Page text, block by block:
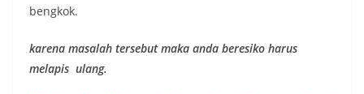
bengkok.
karena masalah tersebut maka anda beresiko harus
melapis ulang.